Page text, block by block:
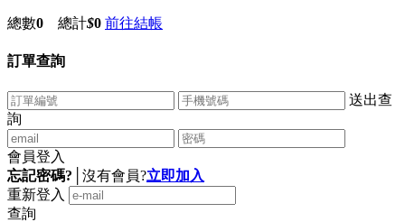
總數0 總計$0 前往結帳
訂單查詢
送出查
詢
會員登入
忘記密碼?
沒有會員?立即加入
重新登入
查詢